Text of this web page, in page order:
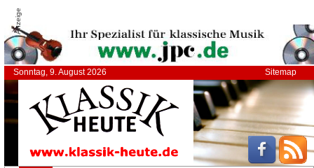
Anzeige
Sonntag, 9. August 2026 Sitemap